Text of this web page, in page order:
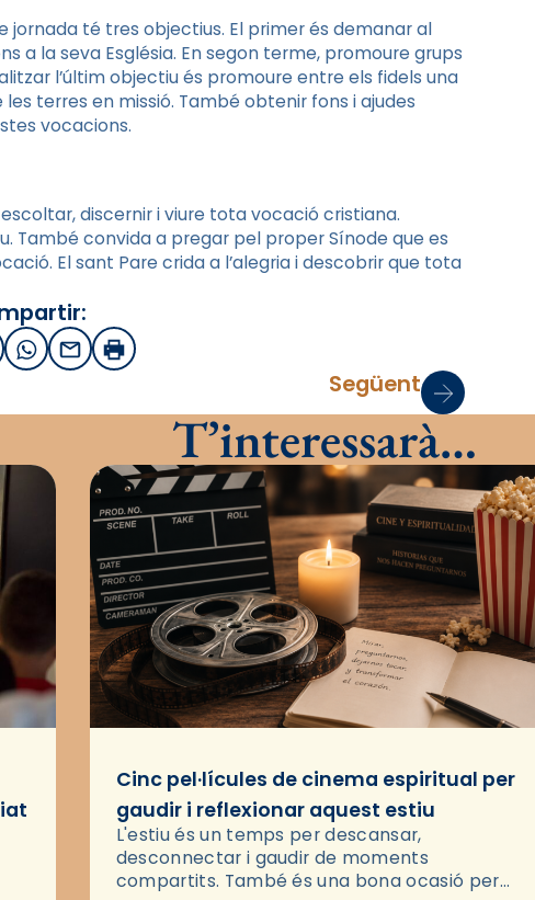
jornada té tres objectius. El primer és demanar al
a la seva Església. En segon terme, promoure grups
l’últim objectiu és promoure entre els fidels una
terres en missió. També obtenir fons i ajudes
vocacions.
discernir i viure tota vocació cristiana.
També convida a pregar pel proper Sínode que es
El sant Pare crida a l’alegria i descobrir que tota
Twitter
WhatsApp
EmailImprimir
Següent
T’interessarà…
Cinc pel·lícules de cinema espiritual per
gaudir i reflexionar aquest estiu
L'estiu és un temps per descansar,
desconnectar i gaudir de moments
compartits. També és una bona ocasió per